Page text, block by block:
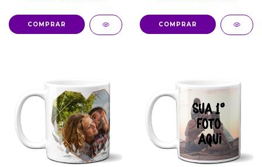
COMPRAR COMPRAR